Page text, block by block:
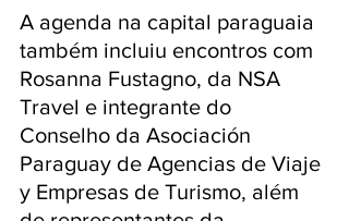
A agenda na capital paraguaia
também incluiu encontros com
Rosanna Fustagno, da NSA
Travel e integrante do
Conselho da Asociación
Paraguay de Agencias de Viaje
y Empresas de Turismo, além